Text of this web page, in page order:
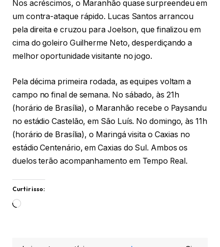
Nos acréscimos, o Maranhão quase surpreendeu em
um contra-ataque rápido. Lucas Santos arrancou
pela direita e cruzou para Joelson, que finalizou em
cima do goleiro Guilherme Neto, desperdiçando a
melhor oportunidade visitante no jogo.
Pela décima primeira rodada, as equipes voltam a
campo no final de semana. No sábado, às 21h
(horário de Brasília), o Maranhão recebe o Paysandu
no estádio Castelão, em São Luís. No domingo, às 11h
(horário de Brasília), o Maringá visita o Caxias no
estádio Centenário, em Caxias do Sul. Ambos os
duelos terão acompanhamento em Tempo Real.
Curtir isso:
Carregando...